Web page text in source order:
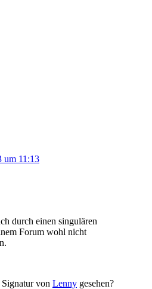
um 11:13
durch einen singulären
Forum wohl nicht
von Lenny gesehen?